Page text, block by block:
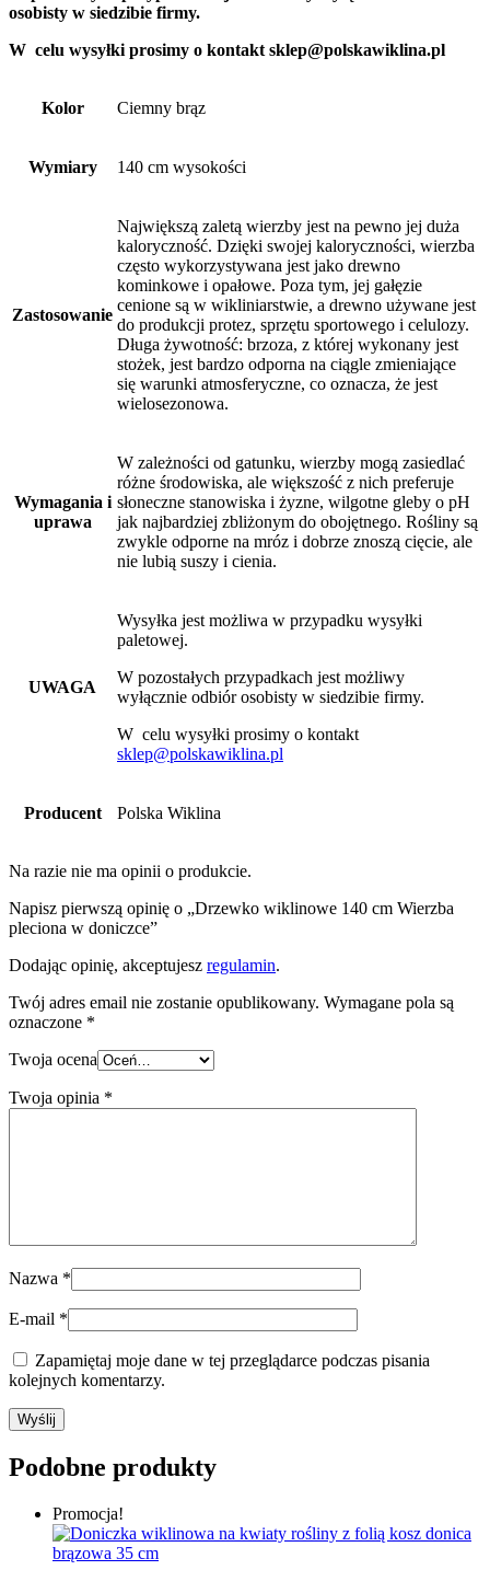
osobisty w siedzibie firmy.
W celu wysyłki prosimy o kontakt sklep@polskawiklina.pl
Kolor Ciemny brąz
Wymiary 140 cm wysokości
Zastosowanie
Największą zaletą wierzby jest na pewno jej duża
kaloryczność. Dzięki swojej kaloryczności, wierzba
często wykorzystywana jest jako drewno
kominkowe i opałowe. Poza tym, jej gałęzie
cenione są w wikliniarstwie, a drewno używane jest
do produkcji protez, sprzętu sportowego i celulozy.
Długa żywotność: brzoza, z której wykonany jest
stożek, jest bardzo odporna na ciągle zmieniające
się warunki atmosferyczne, co oznacza, że jest
wielosezonowa.
Wymagania i
uprawa
W zależności od gatunku, wierzby mogą zasiedlać
różne środowiska, ale większość z nich preferuje
słoneczne stanowiska i żyzne, wilgotne gleby o pH
jak najbardziej zbliżonym do obojętnego. Rośliny są
zwykle odporne na mróz i dobrze znoszą cięcie, ale
nie lubią suszy i cienia.
UWAGA
Wysyłka jest możliwa w przypadku wysyłki
paletowej.
W pozostałych przypadkach jest możliwy
wyłącznie odbiór osobisty w siedzibie firmy.
W celu wysyłki prosimy o kontakt
sklep@polskawiklina.pl
Producent Polska Wiklina
Na razie nie ma opinii o produkcie.
Napisz pierwszą opinię o „Drzewko wiklinowe 140 cm Wierzba
pleciona w doniczce”
Dodając opinię, akceptujesz regulamin.
Twój adres email nie zostanie opublikowany. Wymagane pola są
oznaczone *
Twoja ocena
Twoja opinia *
Nazwa *
E-mail *
Zapamiętaj moje dane w tej przeglądarce podczas pisania
kolejnych komentarzy.
Podobne produkty
Promocja!